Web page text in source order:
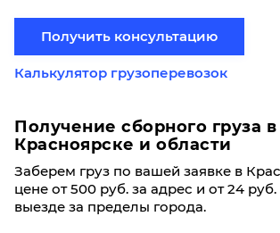
Получить консультацию
Калькулятор грузоперевозок
Получение сборного груза в
Красноярске и области
Заберем груз по вашей заявке в
цене от 500 руб. за адрес и от 24
выезде за пределы города.